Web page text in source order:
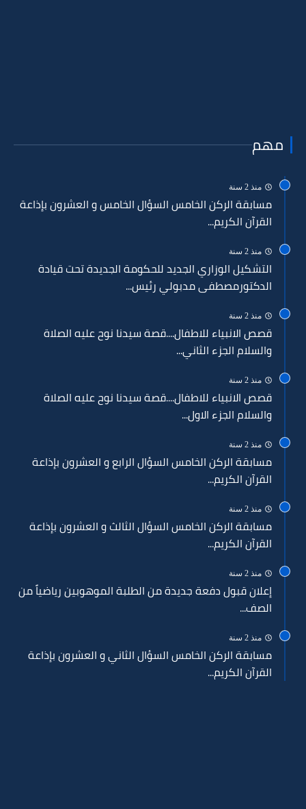
مهم
منذ 2 سنة
مسابقة الركن الخامس السؤال الخامس و العشرون بإذاعة
القرآن الكريم...
منذ 2 سنة
التشكيل الوزاري الجديد للحكومة الجديدة تحت قيادة
الدكتورمصطفى مدبولي رئيس...
منذ 2 سنة
قصص الانبياء للاطفال....قصة سيدنا نوح عليه الصلاة
والسلام الجزء الثاني...
منذ 2 سنة
قصص الانبياء للاطفال....قصة سيدنا نوح عليه الصلاة
والسلام الجزء الاول...
منذ 2 سنة
مسابقة الركن الخامس السؤال الرابع و العشرون بإذاعة
القرآن الكريم...
منذ 2 سنة
مسابقة الركن الخامس السؤال الثالث و العشرون بإذاعة
القرآن الكريم...
منذ 2 سنة
إعلان قبول دفعة جديدة من الطلبة الموهوبين رياضياً من
الصف...
منذ 2 سنة
مسابقة الركن الخامس السؤال الثاني و العشرون بإذاعة
القرآن الكريم...